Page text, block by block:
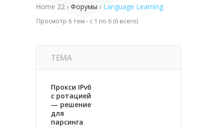
Home 22 › Форумы › Language Learning
Просмотр 6 тем - с 1 по 6 (6 всего)
ТЕМА
Прокси IPv6
с ротацией
— решение
для
парсинга